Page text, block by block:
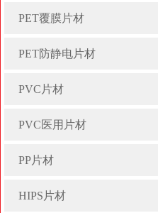
PET覆膜片材
PET防静电片材
PVC片材
PVC医用片材
PP片材
HIPS片材